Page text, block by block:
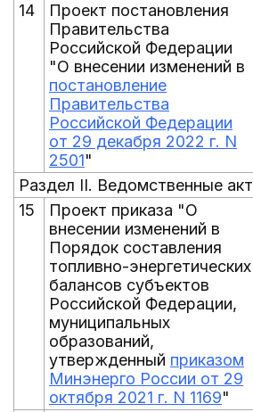
14
Проект постановления
Правительства
Российской Федерации
"О внесении изменений в
постановление
Правительства
Российской Федерации
от 29 декабря 2022 г. N
2501"
Раздел II. Ведомственные
15
Проект приказа "О
внесении изменений в
Порядок составления
топливно-энергетических
балансов субъектов
Российской Федерации,
муниципальных
образований,
утвержденный приказом
Минэнерго России от 29
октября 2021 г. N 1169"